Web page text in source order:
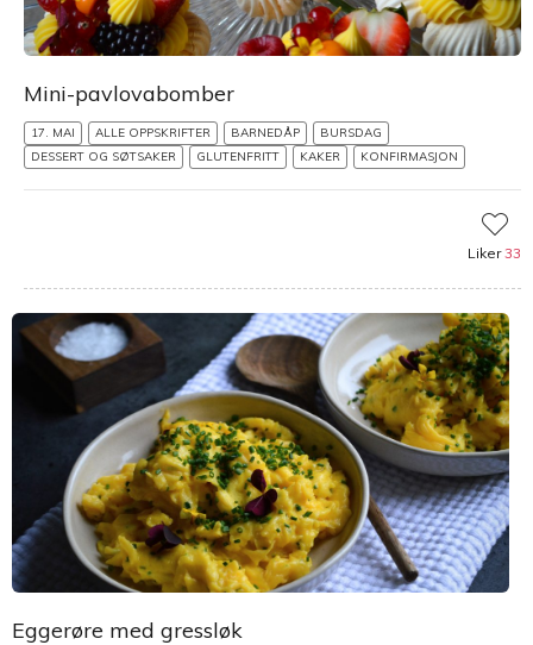
Mini-pavlovabomber
17. MAI ALLE OPPSKRIFTER BARNEDÅP
BURSDAG
DESSERT OG SØTSAKER
GLUTENFRITT KAKER KONFIRMASJON
Liker33
Eggerøre med gressløk